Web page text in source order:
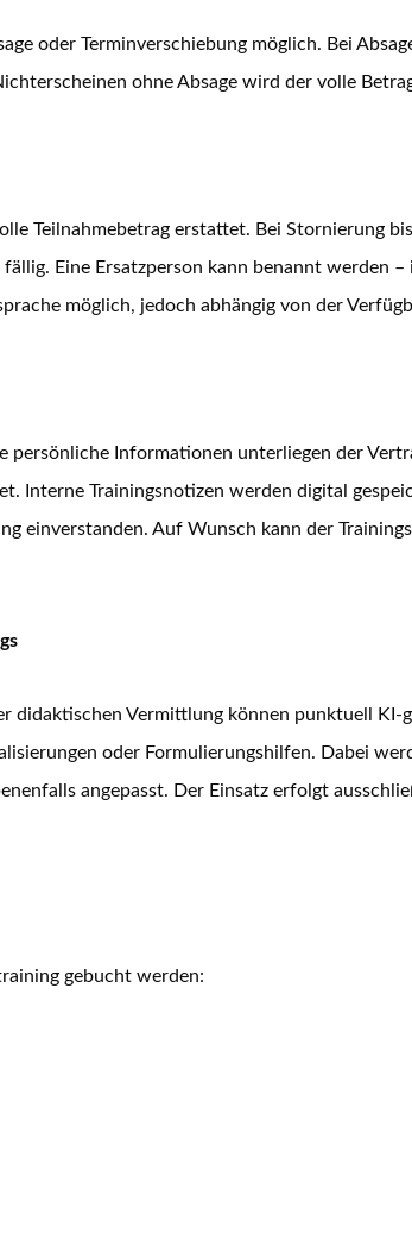
oder Terminverschiebung möglich. Bei
ohne Absage wird der volle
Teilnahmebetrag erstattet. Bei Stornierung
Eine Ersatzperson kann benannt werden
möglich, jedoch abhängig von der
persönliche Informationen unterliegen der
Interne Trainingsnotizen werden digital
einverstanden. Auf Wunsch kann der
Vermittlung können punktuell KI-
oder Formulierungshilfen. Dabei
angepasst. Der Einsatz erfolgt
gebucht werden: